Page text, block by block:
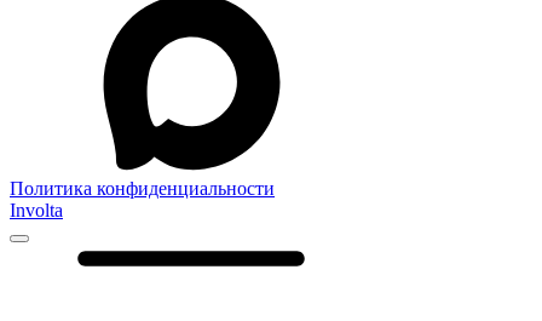
Политика конфиденциальности
Involta